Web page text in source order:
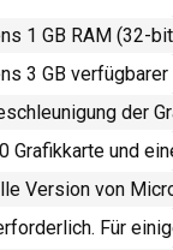
1 GB RAM (32-
3 GB
der
Grafikkarte und
Version von
Für